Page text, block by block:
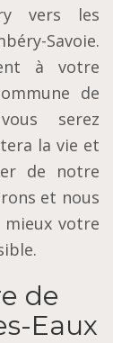
vers les
Savoie.
à votre
de
serez
la vie et
de notre
et nous
votre
de
Eaux